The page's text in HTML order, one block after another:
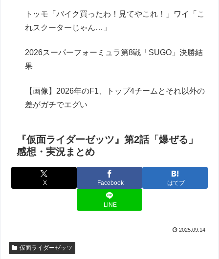
トッモ「バイク買ったわ！見てやこれ！」ワイ「こ
れスクーターじゃん…」
2026スーパーフォーミュラ第8戦「SUGO」決勝結
果
【画像】2026年のF1、トップ4チームとそれ以外の
差がガチでエグい
『仮面ライダーゼッツ』第2話「爆ぜる」
感想・実況まとめ
X Facebook はてブ
LINE
2025.09.14
仮面ライダーゼッツ